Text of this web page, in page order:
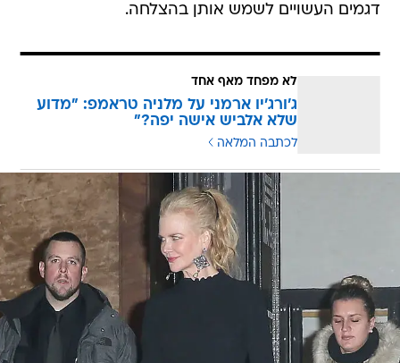
דגמים העשויים לשמש אותן בהצלחה.
לא מפחד מאף אחד
ג'ורג'יו ארמני על מלניה טראמפ: "מדוע
שלא אלביש אישה יפה?"
לכתבה המלאה